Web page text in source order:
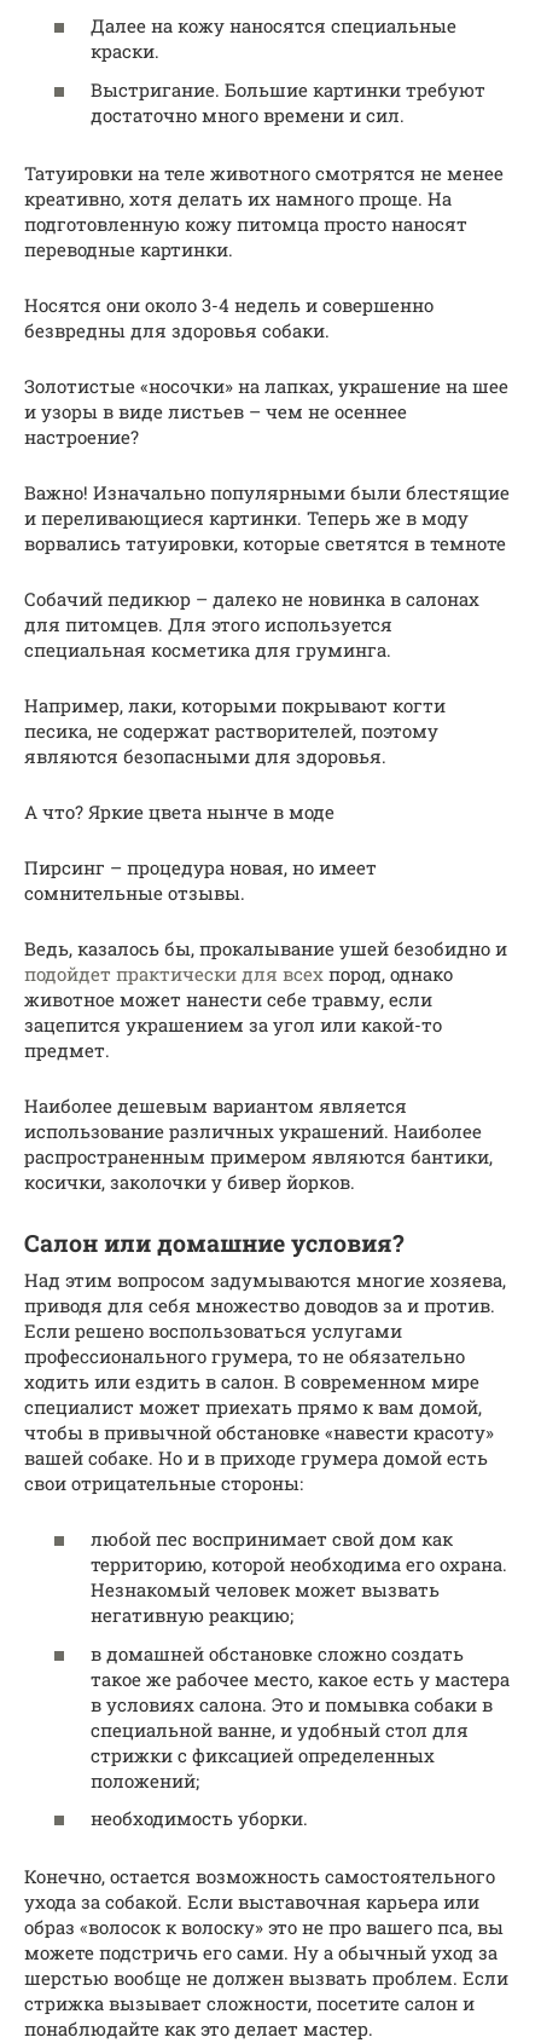
Далее на кожу наносятся специальные
краски.
Выстригание. Большие картинки требуют
достаточно много времени и сил.
Татуировки на теле животного смотрятся не менее
креативно, хотя делать их намного проще. На
подготовленную кожу питомца просто наносят
переводные картинки.
Носятся они около 3-4 недель и совершенно
безвредны для здоровья собаки.
Золотистые «носочки» на лапках, украшение на шее
и узоры в виде листьев – чем не осеннее
настроение?
Важно! Изначально популярными были блестящие
и переливающиеся картинки. Теперь же в моду
ворвались татуировки, которые светятся в темноте
Собачий педикюр – далеко не новинка в салонах
для питомцев. Для этого используется
специальная косметика для груминга.
Например, лаки, которыми покрывают когти
песика, не содержат растворителей, поэтому
являются безопасными для здоровья.
А что? Яркие цвета нынче в моде
Пирсинг – процедура новая, но имеет
сомнительные отзывы.
Ведь, казалось бы, прокалывание ушей безобидно и
подойдет практически для всех пород, однако
животное может нанести себе травму, если
зацепится украшением за угол или какой-то
предмет.
Наиболее дешевым вариантом является
использование различных украшений. Наиболее
распространенным примером являются бантики,
косички, заколочки у бивер йорков.
Салон или домашние условия?
Над этим вопросом задумываются многие хозяева,
приводя для себя множество доводов за и против.
Если решено воспользоваться услугами
профессионального грумера, то не обязательно
ходить или ездить в салон. В современном мире
специалист может приехать прямо к вам домой,
чтобы в привычной обстановке «навести красоту»
вашей собаке. Но и в приходе грумера домой есть
свои отрицательные стороны:
любой пес воспринимает свой дом как
территорию, которой необходима его охрана.
Незнакомый человек может вызвать
негативную реакцию;
в домашней обстановке сложно создать
такое же рабочее место, какое есть у мастера
в условиях салона. Это и помывка собаки в
специальной ванне, и удобный стол для
стрижки с фиксацией определенных
положений;
необходимость уборки.
Конечно, остается возможность самостоятельного
ухода за собакой. Если выставочная карьера или
образ «волосок к волоску» это не про вашего пса, вы
можете подстричь его сами. Ну а обычный уход за
шерстью вообще не должен вызвать проблем. Если
стрижка вызывает сложности, посетите салон и
понаблюдайте как это делает мастер.